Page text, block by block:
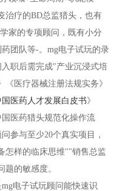
治疗的BD总监猎头，也有
家的专项顾问，既有小分
团队等-。mg电子试玩的录
职后需完成"产业沉浸式培
医疗器械注册法规实务》
国医药人才发展白皮书》
国医药猎头规范化操作流
参与至少20个真实项目，
怎样的临床思维""销售总监
的敏感度。
电子试玩顾问能快速识